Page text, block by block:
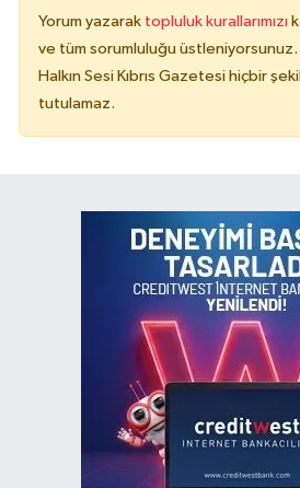
Yorum yazarak topluluk kurallarımızı
ve tüm sorumluluğu üstleniyorsunuz.
Halkın Sesi Kıbrıs Gazetesi hiçbir
tutulamaz.